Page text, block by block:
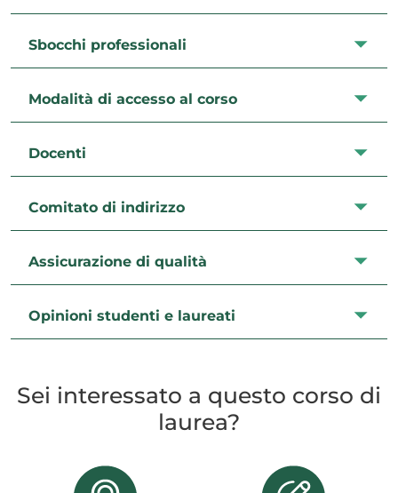
Sbocchi professionali
Modalità di accesso al corso
Docenti
Comitato di indirizzo
Assicurazione di qualità
Opinioni studenti e laureati
Sei interessato a questo corso di
laurea?